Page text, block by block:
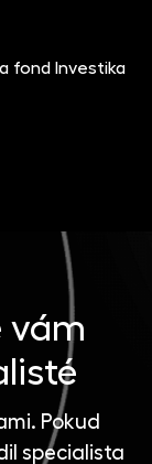
fond Investika
vám
Pokud
specialista